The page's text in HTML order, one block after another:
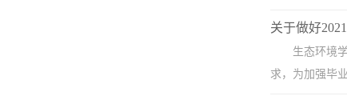
关于做好
生态环境
求，为加强毕